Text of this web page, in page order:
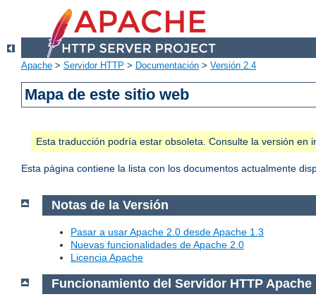
Apache > Servidor HTTP > Documentación > Versión 2.4
Mapa de este sitio web
Esta traducción podría estar obsoleta. Consulte la versión
Esta página contiene la lista con los documentos actualmente
Notas de la Versión
Pasar a usar Apache 2.0 desde Apache 1.3
Nuevas funcionalidades de Apache 2.0
Licencia Apache
Funcionamiento del Servidor HTTP Apache